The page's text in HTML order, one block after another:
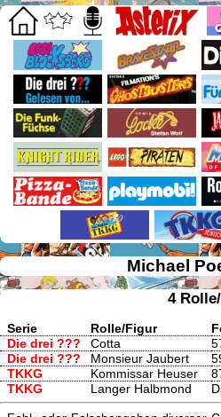
Michael
4
Serie Rolle/Figur
Die drei ???
Cotta
Die drei ???
Monsieur Jaubert
TKKG
Kommissar Heuser
TKKG
Langer Halbmond